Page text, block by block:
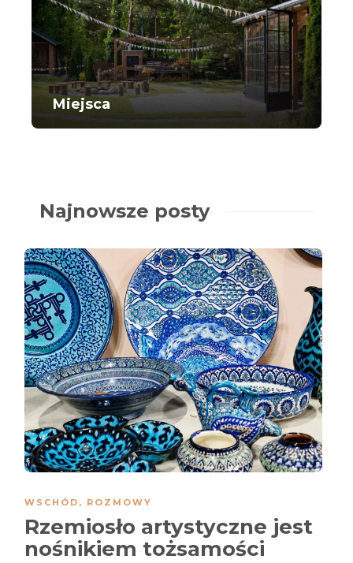
Miejsca
Najnowsze posty
WSCHÓD , ROZMOWY
Rzemiosło artystyczne jest
nośnikiem tożsamości